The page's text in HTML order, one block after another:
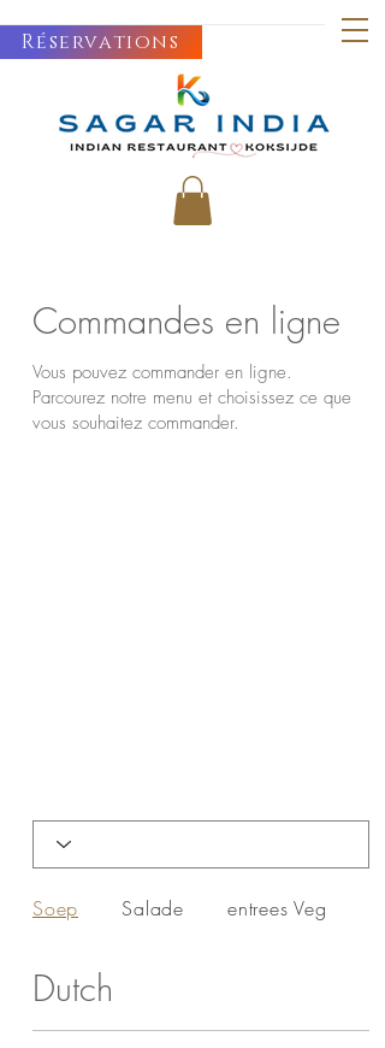
Réservations
Commandes en ligne
Vous pouvez commander en ligne.
Parcourez notre menu et choisissez ce que
vous souhaitez commander.
Dutch
Soep Salade entrees Veg